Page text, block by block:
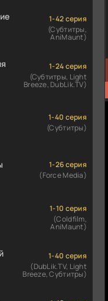
1-42 серия
(Субтитры,
AniMaunt)
1-24 серия
(Субтитры, Light
Breeze, DubLik.TV)
1-40 серия
(Субтитры)
1-26 серия
(Force Media)
1-10 серия
(Coldfilm,
AniMaunt)
1-40 серия
(DubLik.TV, Light
Breeze, Субтитры)